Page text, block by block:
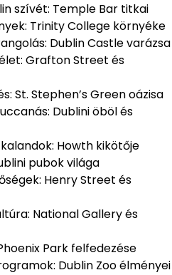
szívét: Temple Bar titkai
Trinity College környéke
Dublin Castle varázsa
Grafton Street és
St. Stephen’s Green oázisa
Dublini öböl és
Howth kikötője
pubok világa
Henry Street és
National Gallery és
Park felfedezése
Dublin Zoo élményei